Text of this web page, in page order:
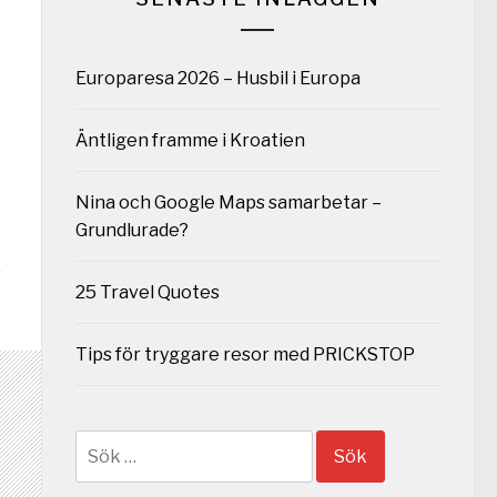
Europaresa 2026 – Husbil i Europa
Äntligen framme i Kroatien
Nina och Google Maps samarbetar –
Grundlurade?
25 Travel Quotes
Tips för tryggare resor med PRICKSTOP